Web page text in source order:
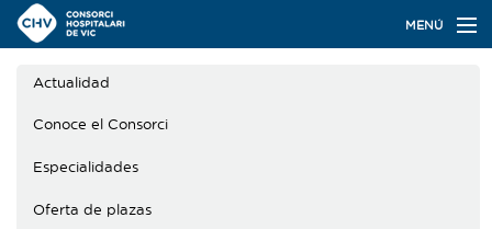
Navegación
principal
MENÚ
Conoce el Consorci
Especialidades
Oferta de plazas
Actualidad
Conoce el Consorci
Especialidades
Oferta de plazas